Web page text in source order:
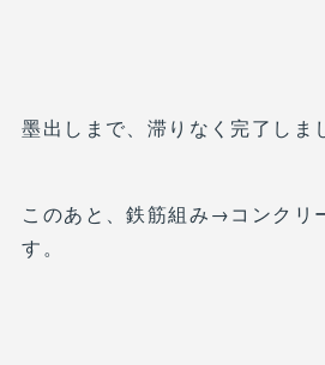
墨出しまで、滞りなく完了しま
このあと、鉄筋組み→コンクリ
す。